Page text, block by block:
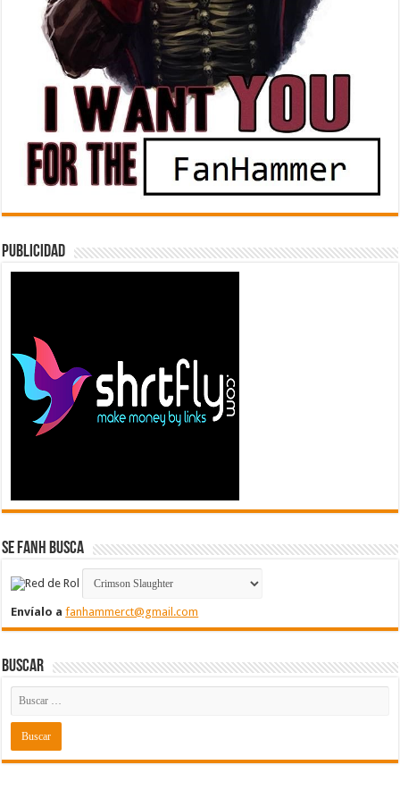
Publicidad
Se FanH Busca
Envíalo afanhammerct@gmail.com
Buscar